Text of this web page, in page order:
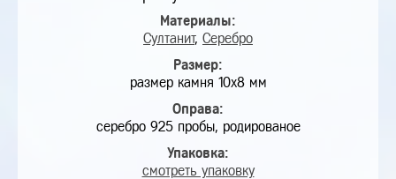
Материалы:
Султанит, Серебро
Размер:
размер камня 10х8 мм
Оправа:
серебро 925 пробы, родированое
Упаковка:
смотреть упаковку